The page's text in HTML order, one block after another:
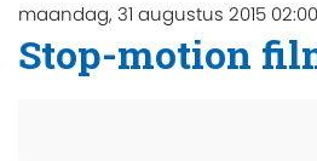
maandag, 31 augustus 2015 02:00
Stop-motion